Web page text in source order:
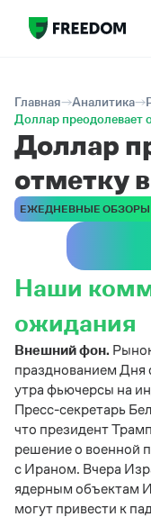
Главная Аналитика
Доллар преодолевает
Доллар
отметку
ЕЖЕДНЕВНЫЕ ОБЗОРЫ
Наши
ожидания
Внешний фон.
празднованием Дня
утра фьючерсы на
Пресс-секретарь
что президент
решение о военной
с Ираном. Вчера
ядерным объектам
могут привести к